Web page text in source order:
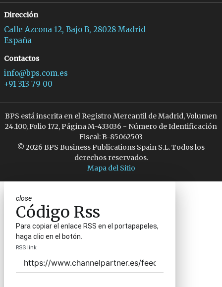
Dirección
Calle Azcona 12, Bajo B, 28028 Madrid
España
Contactos
info@bps.com.es
+91 313 79 00
BPS está inscrita en el Registro Mercantil de Madrid, Volumen
24.100, Folio 172, Página M-433036 - Número de Identificación
Fiscal: B-85062503
© 2026 BPS Business Publications Spain S.L. Todos los
derechos reservados.
Mapa del Sitio
close
Código Rss
Para copiar el enlace RSS en el portapapeles,
haga clic en el botón.
RSS link